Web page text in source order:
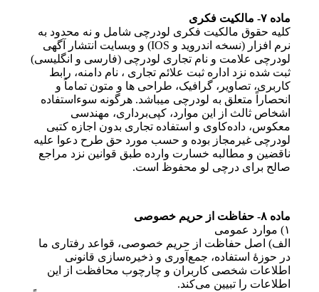
ماده ۷- مالکیت فکری
کلیه حقوق مالکیت فکری لودرچی شامل و نه محدود به
نرم افزار (نسخه اندروید و IOS) و وبسایت انتشار آگهی
لودرچی علامت و نام تجاری لودرچی (فارسی و انگلیسی)
ثبت شده نزد اداره ثبت علائم تجاری ، نام دامنه، رابط
کاربری، تصاویر، گرافیک، طراحی ها و متون تماماً و
انحصاراً متعلق به لودرچی میباشد. هرگونه سوءاستفاده
اشخاص ثالث از این موارد، کپی‌برداری، مهندسی
معکوس، داده‌کاوی و استفاده تجاری بدون اجازه کتبی
لودرچی غیرمجاز بوده و حسب مورد حق طرح دعوا علیه
ناقضین و مطالبه خسارت وارده طبق قوانین نزد مراجع
صالح برای درچی لو محفوظ است.
ماده ۸- حفاظت از حریم خصوصی
۱) موارد عمومی
الف) اصل حفاظت از حریم خصوصی، قواعد رفتاری ما
در حوزهٔ استفاده، جمع‌آوری و ذخیره‌سازی قانونی
اطلاعات شخصی کاربران و چارچوب محافظت از این
اطلاعات را تبیین می‌کند.